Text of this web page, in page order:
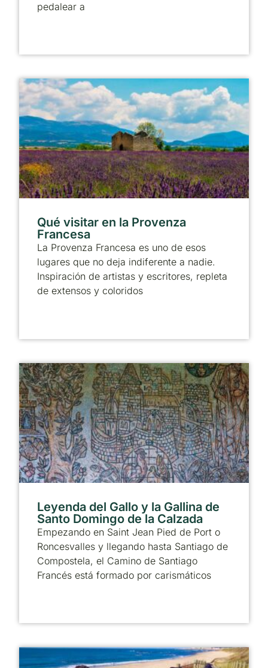
pedalear a
Qué visitar en la Provenza
Francesa
La Provenza Francesa es uno de esos
lugares que no deja indiferente a nadie.
Inspiración de artistas y escritores, repleta
de extensos y coloridos
Leyenda del Gallo y la Gallina de
Santo Domingo de la Calzada
Empezando en Saint Jean Pied de Port o
Roncesvalles y llegando hasta Santiago de
Compostela, el Camino de Santiago
Francés está formado por carismáticos